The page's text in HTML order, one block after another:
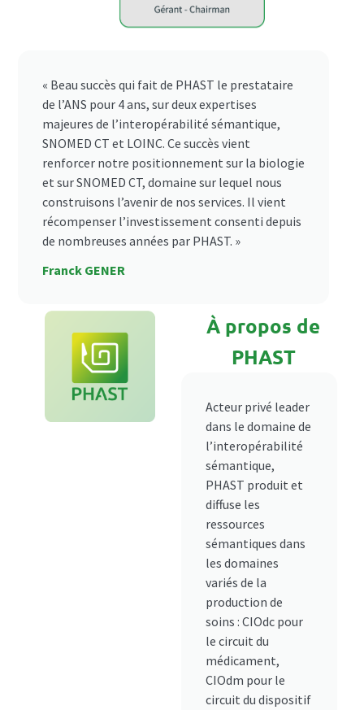
« Beau succès qui fait de PHAST le prestataire
de l’ANS pour 4 ans, sur deux expertises
majeures de l’interopérabilité sémantique,
SNOMED CT et LOINC. Ce succès vient
renforcer notre positionnement sur la biologie
et sur SNOMED CT, domaine sur lequel nous
construisons l’avenir de nos services. Il vient
récompenser l’investissement consenti depuis
de nombreuses années par PHAST. »
Franck GENER
À propos de
PHAST
Acteur privé leader
dans le domaine de
l’interopérabilité
sémantique,
PHAST produit et
diffuse les
ressources
sémantiques dans
les domaines
variés de la
production de
soins : CIOdc pour
le circuit du
médicament,
CIOdm pour le
circuit du dispositif